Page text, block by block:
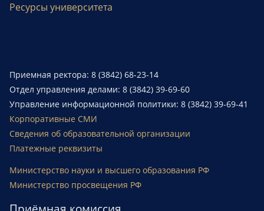
Ресурсы университета
Приемная ректора: 8 (3842) 68-23-14
Отдел управления делами: 8 (3842) 39-69-60
Управление информационной политики: 8 (3842) 39-69-41
Корпоративные СМИ
Сведения об образовательной организации
Платежные реквизиты
Министерство науки и высшего образования РФ
Министерство просвещения РФ